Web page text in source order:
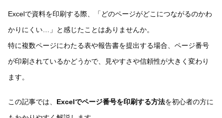
Excelで資料を印刷する際、「どのページがどこにつながるのかわ
かりにくい…」と感じたことはありませんか。
特に複数ページにわたる表や報告書を提出する場合、ページ番号
が印刷されているかどうかで、見やすさや信頼性が大きく変わり
ます。
この記事では、 Excelでページ番号を印刷する方法を初心者の方に